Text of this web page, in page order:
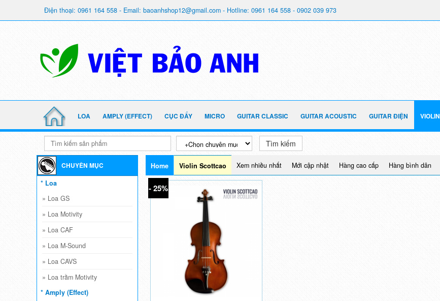
Điện thoại: 0961 164 558 - Email: baoanhshop12@gmail.com - Hotline: 0961 164 558 - 0902 039 973
LOA AMPLY (EFFECT) CỤC ĐẨY MICRO GUITAR CLASSIC GUITAR ACOUSTIC GUITAR ĐIỆN VIOLIN
Tìm kiếm
CHUYÊN MỤC
* Loa
» Loa GS
» Loa Motivity
» Loa CAF
» Loa M-Sound
» Loa CAVS
» Loa trầm Motivity
* Amply (Effect)
Home Violin Scottcao Xem nhiều nhất Mới cập nhật Hàng cao cấp Hàng bình dân
- 25%